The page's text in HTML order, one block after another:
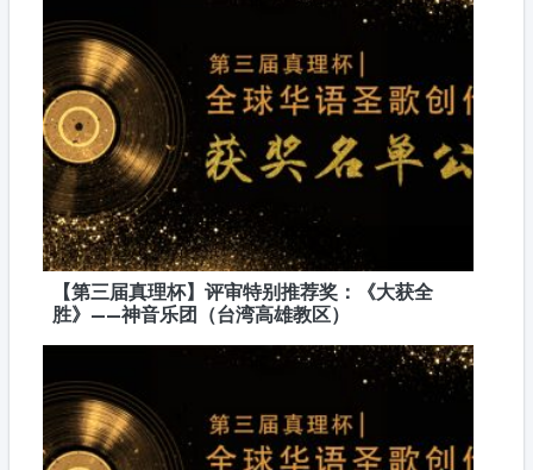
【第三届真理杯】评审特别推荐奖：《大获全
胜》——神音乐团（台湾高雄教区）